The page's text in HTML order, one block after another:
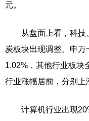
元。
从盘面上看，科技
炭板块出现调整。申
1.02%，其他行业板块
行业涨幅居前，分别上
计算机行业出现